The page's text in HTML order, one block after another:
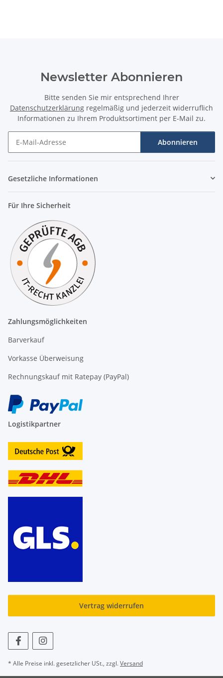
Newsletter Abonnieren
Bitte senden Sie mir entsprechend Ihrer
Datenschutzerklärung regelmäßig und jederzeit widerruflich
Informationen zu Ihrem Produktsortiment per E-Mail zu.
Abonnieren
Gesetzliche Informationen
Für Ihre Sicherheit
Zahlungsmöglichkeiten
Barverkauf
Vorkasse Überweisung
Rechnungskauf mit Ratepay (PayPal)
Logistikpartner
Vertrag widerrufen
* Alle Preise inkl. gesetzlicher USt., zzgl.Versand